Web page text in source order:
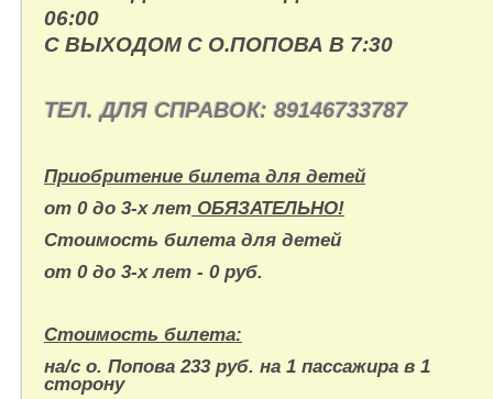
06:00
С ВЫХОДОМ С О.ПОПОВА В 7:30
ТЕЛ. ДЛЯ СПРАВОК: 89146733787
Приобритение билета для детей
от 0 до 3-х лет ОБЯЗАТЕЛЬНО!
Стоимость билета для детей
от 0 до 3-х лет - 0 руб.
Стоимость билета:
на/с о. Попова 233 руб. на 1 пассажира в 1
сторону